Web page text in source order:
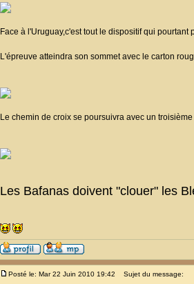
Face à l'Uruguay,c'est tout le dispositif qui
L'épreuve atteindra son sommet avec le carton
Le chemin de croix se poursuivra avec un
Les Bafanas doivent "clouer" les
Posté le: Mar 22 Juin 2010 19:42 Sujet du message: